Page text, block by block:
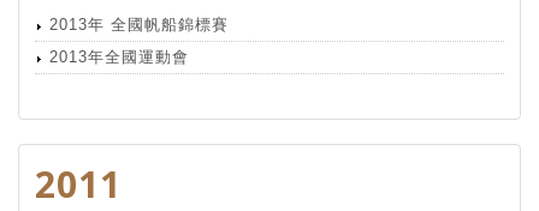
2013年 全國帆船錦標賽
2013年全國運動會
2011